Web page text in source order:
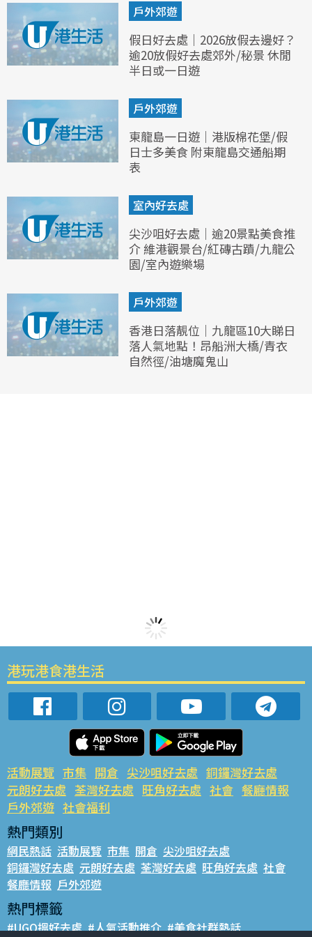
戶外郊遊
假日好去處｜2026放假去邊好？
逾20放假好去處郊外/秘景 休閒
半日或一日遊
戶外郊遊
東龍島一日遊｜港版棉花堡/假
日士多美食 附東龍島交通船期
表
室內好去處
尖沙咀好去處｜逾20景點美食推
介 維港觀景台/紅磚古蹟/九龍公
園/室內遊樂場
戶外郊遊
香港日落靚位｜九龍區10大睇日
落人氣地點！昂船洲大橋/青衣
自然徑/油塘魔鬼山
港玩港食港生活
活動展覽 市集 開倉 尖沙咀好去處 銅鑼灣好去處
元朗好去處 荃灣好去處 旺角好去處 社會 餐廳情報
戶外郊遊 社會福利
熱門類別
網民熱話 活動展覽 市集 開倉 尖沙咀好去處
銅鑼灣好去處 元朗好去處 荃灣好去處 旺角好去處 社會
餐廳情報 戶外郊遊
熱門標籤
#UGO搵好去處 #人氣活動推介 #美食社群熱話